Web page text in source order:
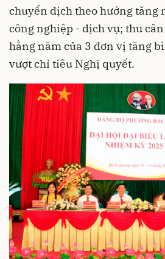
chuyển dịch theo hướng tăng
công nghiệp - dịch vụ; thu
hằng năm của 3 đơn vị tăng
vượt chỉ tiêu Nghị quyết.